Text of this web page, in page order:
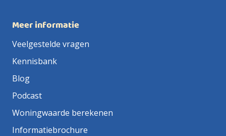
Meer informatie
Veelgestelde vragen
Kennisbank
Blog
Podcast
Woningwaarde berekenen
Informatiebrochure